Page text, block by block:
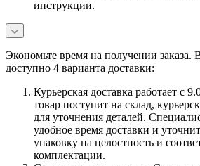
инструкции.
Экономьте время на получении заказа.
доступно 4 варианта доставки:
Курьерская доставка работает с
товар поступит на склад,
для уточнения деталей.
удобное время доставки и
упаковку на целостность и
комплектации.